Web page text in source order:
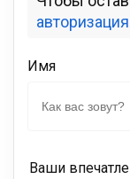
авторизация
Имя
Ваши